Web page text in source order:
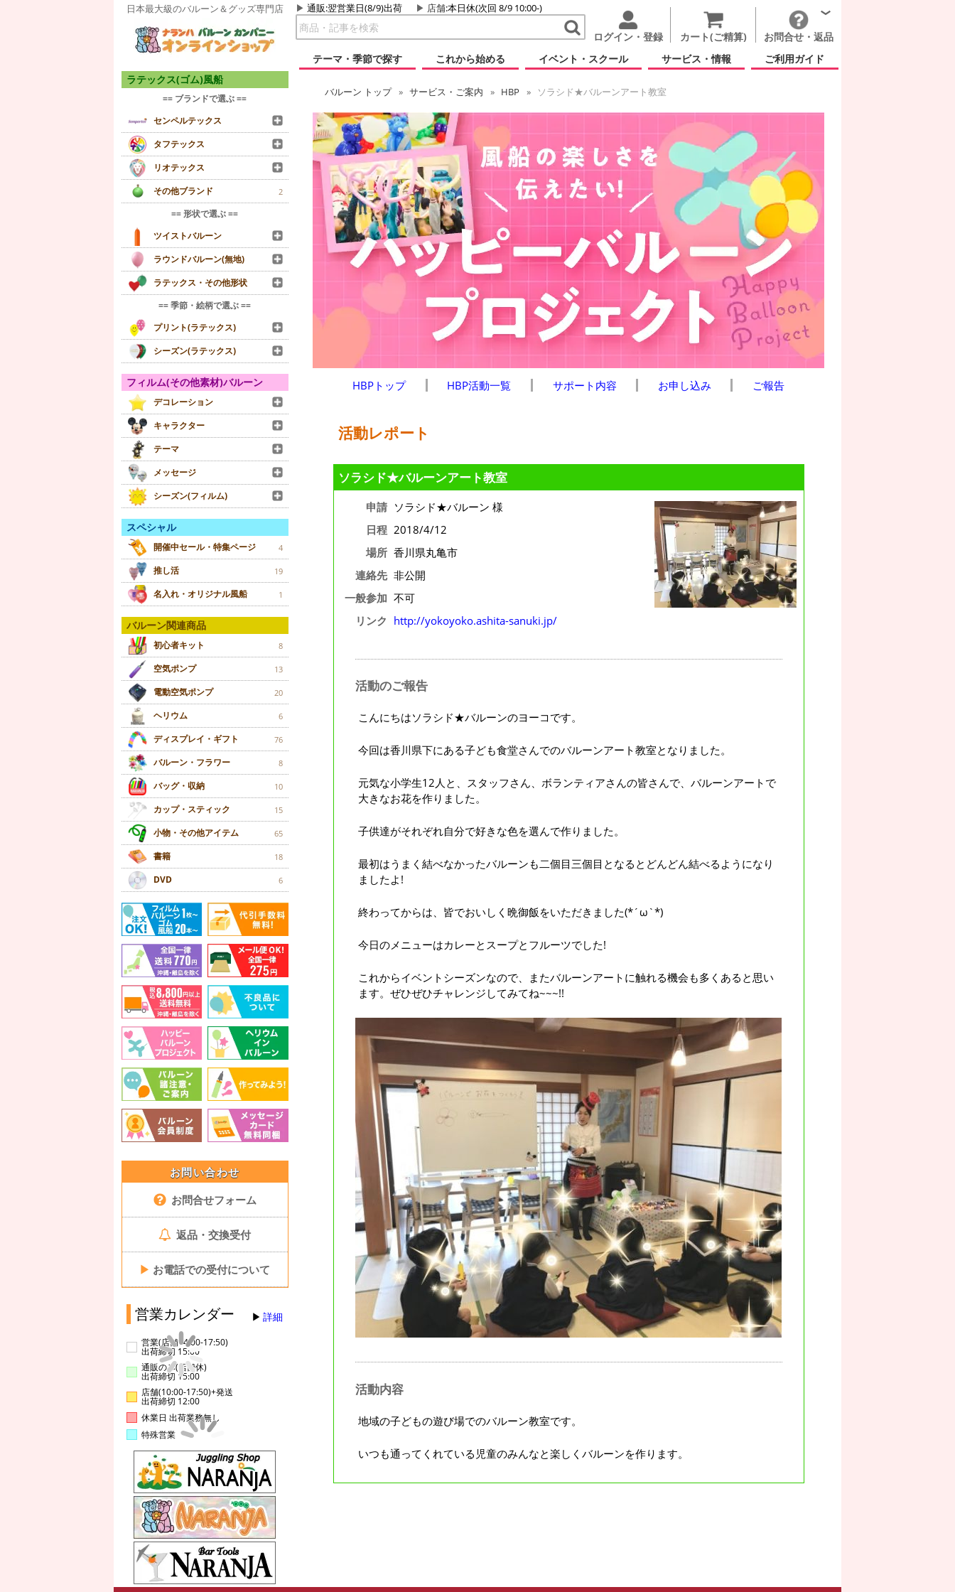
日本最大級のバルーン＆グッズ専門店 通販:翌営業日(8/9)出荷 店舗:本日休(次回 8/9 10:00-)
ログイン・登録 カート(ご精算)
お問合せ・返品
テーマ・季節で探す
これから始める イベント・スクール サービス・情報 ご利用ガイド
ラテックス(ゴム)風船
== ブランドで選ぶ ==
センペルテックス
タフテックス
リオテックス
その他ブランド
2
== 形状で選ぶ ==
ツイストバルーン
ラウンドバルーン(無地)
ラテックス・その他形状
== 季節・絵柄で選ぶ ==
プリント(ラテックス)
シーズン(ラテックス)
フィルム(その他素材)バルーン
デコレーション
キャラクター
テーマ
メッセージ
シーズン(フィルム)
スペシャル
開催中セール・特集ページ 4
推し活 19
名入れ・オリジナル風船 1
バルーン関連商品
初心者キット 8
空気ポンプ 13
電動空気ポンプ 20
ヘリウム 6
ディスプレイ・ギフト 76
バルーン・フラワー 8
バッグ・収納 10
カップ・スティック 15
小物・その他アイテム 65
書籍 18
DVD 6
お問い合わせ
お問合せフォーム
返品・交換受付
▶ お電話での受付について
営業カレンダー 詳細
営業(店舗14:00-17:50)
出荷締切 15:00
通販のみ(店舗休)
出荷締切 15:00
店舗(10:00-17:50)+発送
出荷締切 12:00
休業日 出荷業務無し
特殊営業
バルーン トップ サービス・ご案内 HBP ソラシド★バルーンアート教室
HBPトップ HBP活動一覧 サポート内容 お申し込み ご報告
活動レポート
ソラシド★バルーンアート教室
申請 ソラシド★バルーン 様
日程 2018/4/12
場所 香川県丸亀市
連絡先 非公開
一般参加 不可
リンク http://yokoyoko.ashita-sanuki.jp/
活動のご報告
こんにちはソラシド★バルーンのヨーコです。
今回は香川県下にある子ども食堂さんでのバルーンアート教室となりました。
元気な小学生12人と、スタッフさん、ボランティアさんの皆さんで、バルーンアートで
大きなお花を作りました。
子供達がそれぞれ自分で好きな色を選んで作りました。
最初はうまく結べなかったバルーンも二個目三個目となるとどんどん結べるようになり
ましたよ!
終わってからは、皆でおいしく晩御飯をいただきました(*´ω`*)
今日のメニューはカレーとスープとフルーツでした!
これからイベントシーズンなので、またバルーンアートに触れる機会も多くあると思い
ます。ぜひぜひチャレンジしてみてね~~~!!
活動内容
地域の子どもの遊び場でのバルーン教室です。
いつも通ってくれている児童のみんなと楽しくバルーンを作ります。